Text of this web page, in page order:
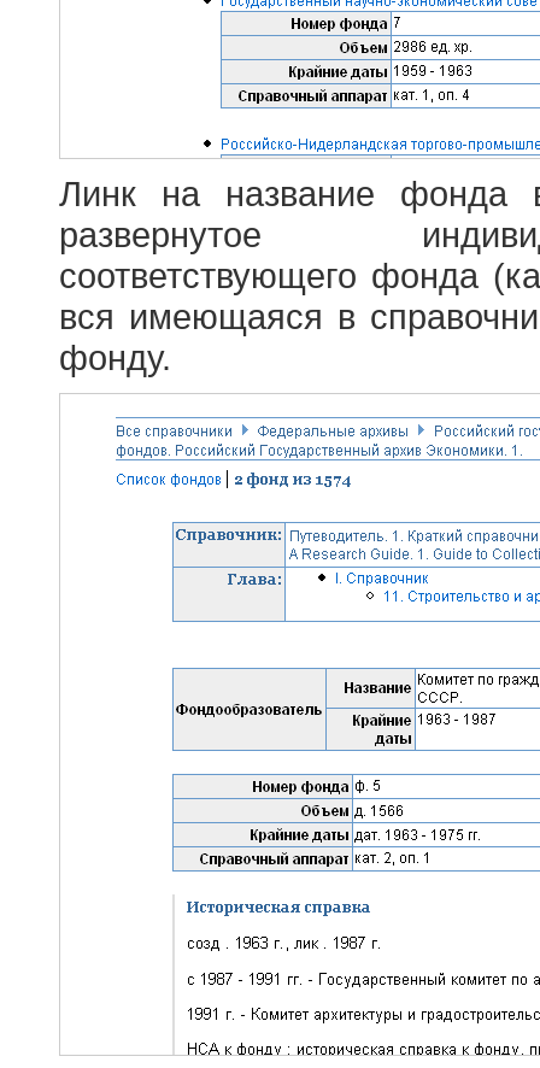
Линк на название фонда
развернутое
соответствующего фонда
вся имеющаяся в
фонду.